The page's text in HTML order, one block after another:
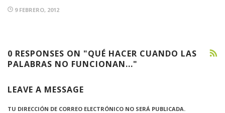
9 FEBRERO, 2012
0 RESPONSES ON "QUÉ HACER CUANDO LAS
PALABRAS NO FUNCIONAN..."
LEAVE A MESSAGE
TU DIRECCIÓN DE CORREO ELECTRÓNICO NO SERÁ PUBLICADA.